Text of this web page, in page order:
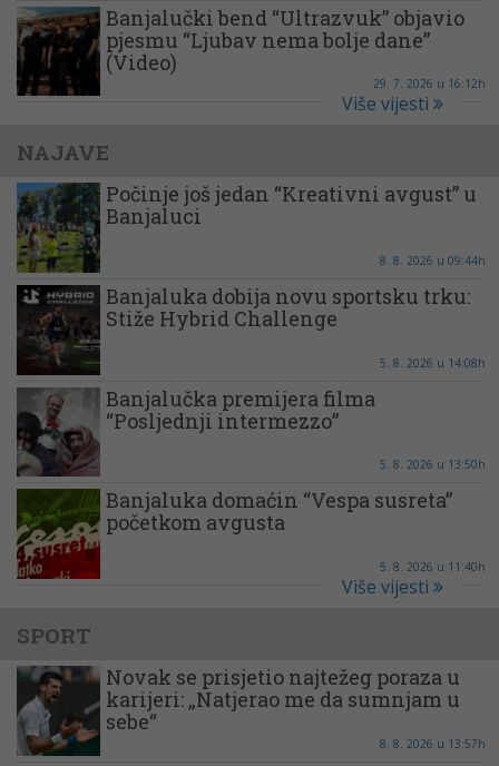
Banjalučki bend “Ultrazvuk” objavio
pjesmu “Ljubav nema bolje dane”
(Video)
29. 7. 2026 u 16:12h
Više vijesti
NAJAVE
Počinje još jedan “Kreativni avgust” u
Banjaluci
8. 8. 2026 u 09:44h
Banjaluka dobija novu sportsku trku:
Stiže Hybrid Challenge
5. 8. 2026 u 14:08h
Banjalučka premijera filma
“Posljednji intermezzo”
5. 8. 2026 u 13:50h
Banjaluka domaćin “Vespa susreta”
početkom avgusta
5. 8. 2026 u 11:40h
Više vijesti
SPORT
Novak se prisjetio najtežeg poraza u
karijeri: „Natjerao me da sumnjam u
sebe“
8. 8. 2026 u 13:57h